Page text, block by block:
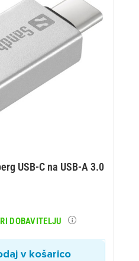
USB-C na USB-A 3.0
DOBAVITELJU
v košarico